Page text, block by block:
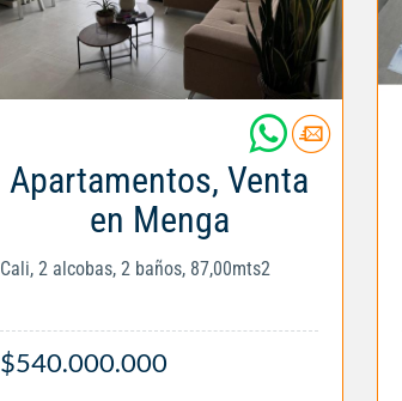
Apartamentos, Venta
en Menga
Cali, 2 alcobas, 2 baños, 87,00mts2
$540.000.000